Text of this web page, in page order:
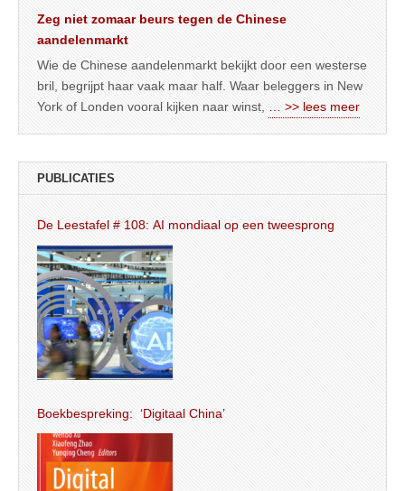
Zeg niet zomaar beurs tegen de Chinese
aandelenmarkt
Wie de Chinese aandelenmarkt bekijkt door een westerse
bril, begrijpt haar vaak maar half. Waar beleggers in New
York of Londen vooral kijken naar winst,
… >> lees meer
PUBLICATIES
De Leestafel # 108: AI mondiaal op een tweesprong
Boekbespreking: ‘Digitaal China’